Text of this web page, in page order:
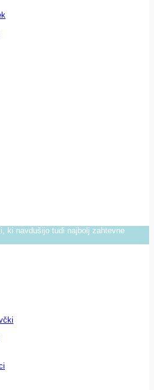
ki navdušijo tudi najbolj zahtevne